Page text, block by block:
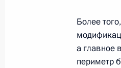
6
Встреча
Более
а главное
периметр